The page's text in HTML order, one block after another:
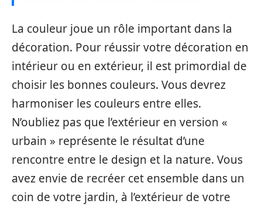
La couleur joue un rôle important dans la
décoration. Pour réussir votre décoration en
intérieur ou en extérieur, il est primordial de
choisir les bonnes couleurs. Vous devrez
harmoniser les couleurs entre elles.
N’oubliez pas que l’extérieur en version «
urbain » représente le résultat d’une
rencontre entre le design et la nature. Vous
avez envie de recréer cet ensemble dans un
coin de votre jardin, à l’extérieur de votre